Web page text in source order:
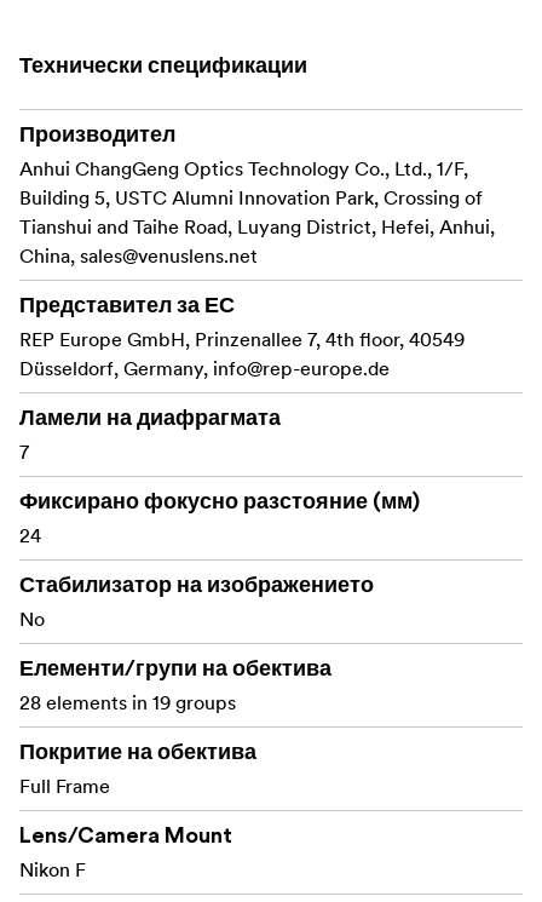
заснемане под вода или в трудни условия.
Ключови характеристики:
сменяеми прави и 90° предни модули,
позволяващи несравними творчески перспективи
и уникални ъгли на заснемане.
забележителни макродетайли при двойно
увеличение в реален размер.
Позволява плавни въртеливи движения за
Вградени LED светлини:Осветяват ясно
Усъвършенствана оптична конструкция:
отлична рязкост, яснота и точно възпроизвеждане
на цветовете.
Водоустойчив преден корпус:Идеален за
снимане под вода или за използване в мокри и
прашни условия.
Професионална киноконструкция:
за фокусиране и диафрагма, съвместими със
стандартни киноаксесоари, които осигуряват
Технически спецификации
Производител
Anhui ChangGeng Optics Technology Co., Ltd., 1/F,
Building 5, USTC Alumni Innovation Park, Crossing of
Tianshui and Taihe Road, Luyang District, Hefei, Anhui,
China, sales@venuslens.net
Представител за ЕС
REP Europe GmbH, Prinzenallee 7, 4th floor, 40549
Düsseldorf, Germany, info@rep-europe.de
Ламели на диафрагмата
7
Фиксирано фокусно разстояние (мм)
24
Стабилизатор на изображението
No
Елементи/групи на обектива
28 elements in 19 groups
Покритие на обектива
Full Frame
Lens/Camera Mount
Nikon F